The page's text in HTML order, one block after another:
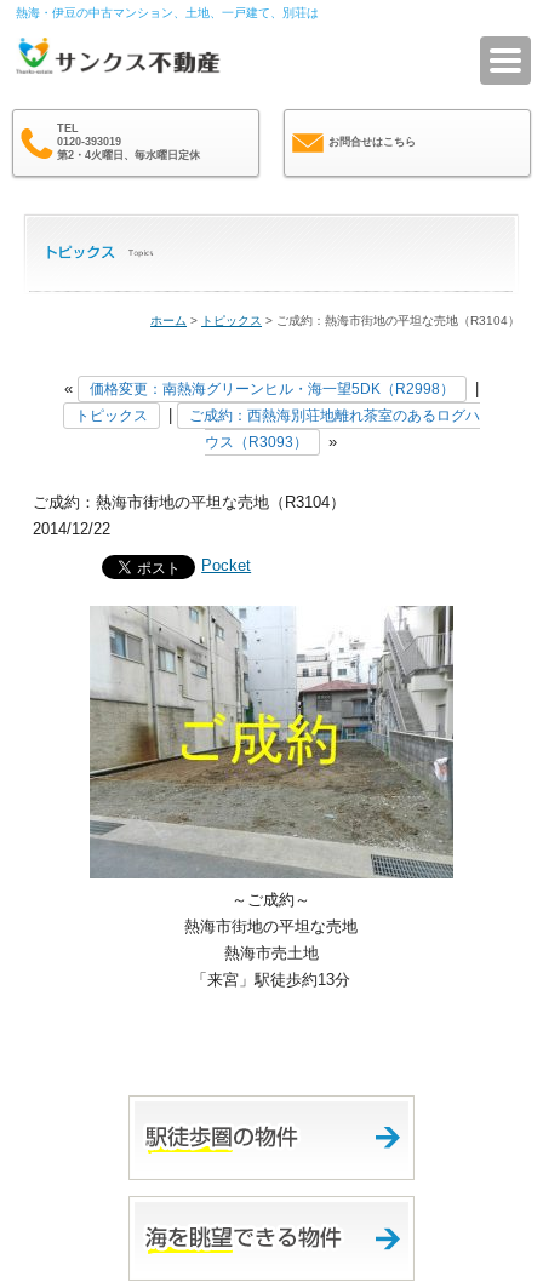
熱海・伊豆の中古マンション、土地、一戸建て、別荘は
TEL
0120-393019
第2・4火曜日、毎水曜日定休
お問合せはこちら
ホーム > トピックス > ご成約：熱海市街地の平坦な売地（R3104）
« 価格変更：南熱海グリーンヒル・海一望5DK（R2998）
トピックス
ご成約：西熱海別荘地離れ茶室のあるログハ
ウス（R3093）
»
ご成約：熱海市街地の平坦な売地（R3104）
2014/12/22
Pocket
～ご成約～
熱海市街地の平坦な売地
熱海市売土地
「来宮」駅徒歩約13分